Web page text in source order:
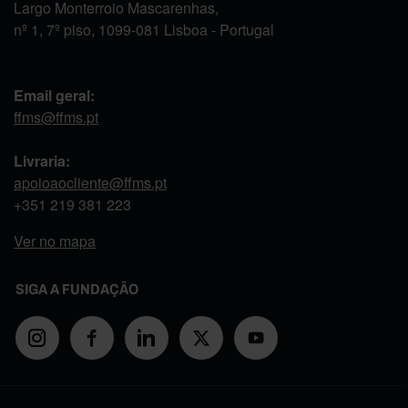
Largo Monterroio Mascarenhas,
nº 1, 7º piso, 1099-081 Lisboa - Portugal
Email geral:
ffms@ffms.pt
Livraria:
apoioaocliente@ffms.pt
+351 219 381 223
Ver no mapa
SIGA A FUNDAÇÃO